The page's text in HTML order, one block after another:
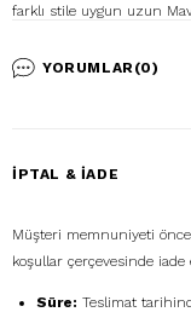
farklı stile uygun uzun
topuklu ayakkabı ve
Ürün Stok Kodu: P-
Numune Bedeni: 38
YORUMLAR(0)
İPTAL & İADE
Müşteri memnuniyeti
koşullar çerçevesinde
Süre: Teslimat